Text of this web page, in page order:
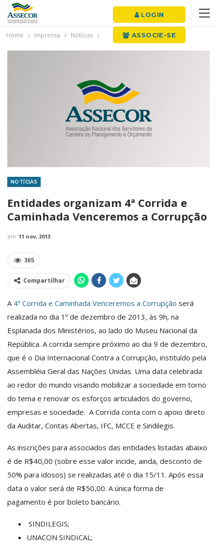
LOGIN
ASSOCIE-SE
Home Imprensa Notícias
NOTÍCIAS
Entidades organizam 4ª Corrida e
Caminhada Venceremos a Corrupção
em 11 nov, 2013
365
Compartilhar
A 4ª Corrida e Caminhada Venceremos a Corrupção será
realizada no dia 1º de dezembro de 2013, às 9h, na
Esplanada dos Ministérios, ao lado do Museu Nacional da
República. A corrida sempre próximo ao dia 9 de dezembro,
que é o Dia Internacional Contra a Corrupção, instituído pela
Assembléia Geral das Nações Unidas. Uma data celebrada
ao redor do mundo visando mobilizar a sociedade em torno
do tema e renovar os esforços articulados do governo,
empresas e sociedade. A Corrida conta com o apoio direto
da Auditar, Contas Abertas, IFC, MCCE e Sindilegis.
As inscrições para associados das entidades listadas abaixo
é de R$40,00 (sobre esse valor incide, ainda, desconto de
50% para idosos) se realizadas até o dia 15/11. Após essa
data o valor será de R$50,00. A única forma de
pagamento é por boleto bancário.
SINDILEGIS;
UNACON SINDICAL;